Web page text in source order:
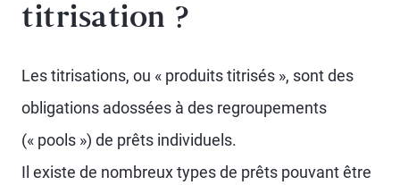
titrisation ?
Les titrisations, ou « produits titrisés », sont des
obligations adossées à des regroupements
(« pools ») de prêts individuels.
Il existe de nombreux types de prêts pouvant être